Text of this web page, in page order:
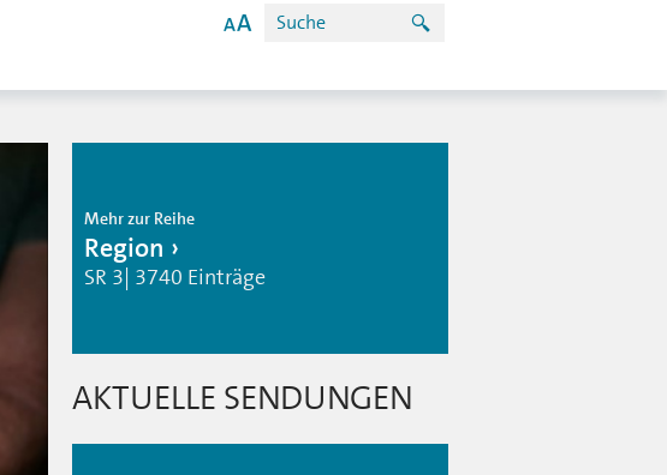
Mehr zur Reihe
Region
SR 3| 3740 Einträge
AKTUELLE SENDUNGEN